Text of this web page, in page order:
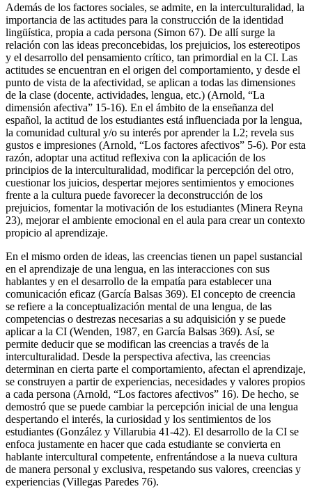
Además de los factores sociales, se admite, en la interculturalidad, la
importancia de las actitudes para la construcción de la identidad
lingüística, propia a cada persona (Simon 67). De allí surge la
relación con las ideas preconcebidas, los prejuicios, los estereotipos
y el desarrollo del pensamiento crítico, tan primordial en la CI. Las
actitudes se encuentran en el origen del comportamiento, y desde el
punto de vista de la afectividad, se aplican a todas las dimensiones
de la clase (docente, actividades, lengua, etc.) (Arnold, “La
dimensión afectiva” 15-16). En el ámbito de la enseñanza del
español, la actitud de los estudiantes está influenciada por la lengua,
la comunidad cultural y/o su interés por aprender la L2; revela sus
gustos e impresiones (Arnold, “Los factores afectivos” 5-6). Por esta
razón, adoptar una actitud reflexiva con la aplicación de los
principios de la interculturalidad, modificar la percepción del otro,
cuestionar los juicios, despertar mejores sentimientos y emociones
frente a la cultura puede favorecer la deconstrucción de los
prejuicios, fomentar la motivación de los estudiantes (Minera Reyna
23), mejorar el ambiente emocional en el aula para crear un contexto
propicio al aprendizaje.
En el mismo orden de ideas, las creencias tienen un papel sustancial
en el aprendizaje de una lengua, en las interacciones con sus
hablantes y en el desarrollo de la empatía para establecer una
comunicación eficaz (García Balsas 369). El concepto de creencia
se refiere a la conceptualización mental de una lengua, de las
competencias o destrezas necesarias a su adquisición y se puede
aplicar a la CI (Wenden, 1987, en García Balsas 369). Así, se
permite deducir que se modifican las creencias a través de la
interculturalidad. Desde la perspectiva afectiva, las creencias
determinan en cierta parte el comportamiento, afectan el aprendizaje,
se construyen a partir de experiencias, necesidades y valores propios
a cada persona (Arnold, “Los factores afectivos” 16). De hecho, se
demostró que se puede cambiar la percepción inicial de una lengua
despertando el interés, la curiosidad y los sentimientos de los
estudiantes (González y Villarubia 41-42). El desarrollo de la CI se
enfoca justamente en hacer que cada estudiante se convierta en
hablante intercultural competente, enfrentándose a la nueva cultura
de manera personal y exclusiva, respetando sus valores, creencias y
experiencias (Villegas Paredes 76).